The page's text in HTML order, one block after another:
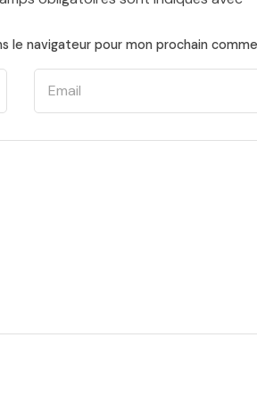
le navigateur pour mon prochain